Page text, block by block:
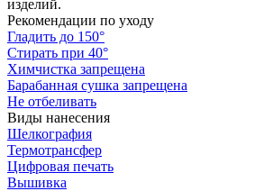
изделий.
Рекомендации по уходу
Гладить до 150°
Стирать при 40°
Химчистка запрещена
Барабанная сушка запрещена
Не отбеливать
Виды нанесения
Шелкография
Термотрансфер
Цифровая печать
Вышивка